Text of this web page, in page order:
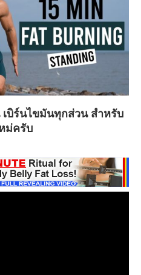
บิร์นไขมันทุกส่วน สำหรับ
ม่ครับ